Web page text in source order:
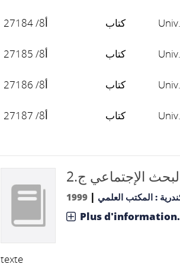
أ8/ 27184
كتاب
أ8/ 27185
كتاب
أ8/ 27186
كتاب
أ8/ 27187
كتاب
texte
الإجتماعي ج.2
: المكتب العلمي |
1999
Plus